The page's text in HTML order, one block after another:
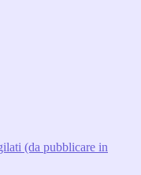
(da pubblicare in